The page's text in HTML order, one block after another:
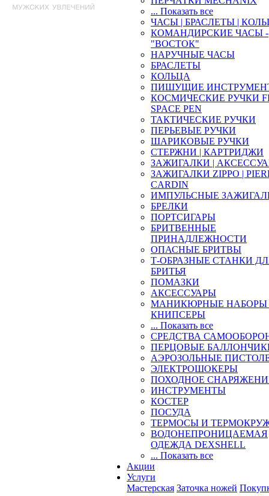
... Показать все
ЧАСЫ | БРАСЛЕТЫ |
КОМАНДИРСКИЕ ЧАСЫ -
"ВОСТОК"
НАРУЧНЫЕ ЧАСЫ
БРАСЛЕТЫ
КОЛЬЦА
ПИШУЩИЕ
КОСМИЧЕСКИЕ РУЧКИ
SPACE PEN
ТАКТИЧЕСКИЕ РУЧКИ
ПЕРЬЕВЫЕ РУЧКИ
ШАРИКОВЫЕ РУЧКИ
СТЕРЖНИ | КАРТРИДЖИ
ЗАЖИГАЛКИ |
ЗАЖИГАЛКИ ZIPPO |
CARDIN
ИМПУЛЬСНЫЕ
БРЕЛКИ
ПОРТСИГАРЫ
БРИТВЕННЫЕ
ПРИНАДЛЕЖНОСТИ
ОПАСНЫЕ БРИТВЫ
Т-ОБРАЗНЫЕ СТАНКИ
БРИТЬЯ
ПОМАЗКИ
АКСЕССУАРЫ
МАНИКЮРНЫЕ НАБОРЫ
КНИПСЕРЫ
... Показать все
СРЕДСТВА
ПЕРЦОВЫЕ
АЭРОЗОЛЬНЫЕ
ЭЛЕКТРОШОКЕРЫ
ПОХОДНОЕ
ИНСТРУМЕНТЫ
КОСТЕР
ПОСУДА
ТЕРМОСЫ И
ВОДОНЕПРОНИЦАЕМАЯ
ОДЕЖДА DEXSHELL
... Показать все
Акции
Услуги
Мастерская Заточка ножей